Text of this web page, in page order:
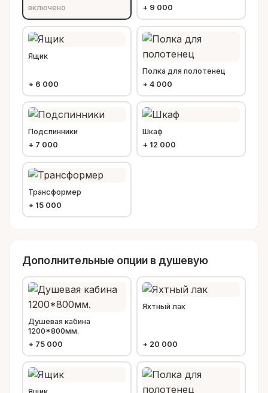
включено
+ 9 000
Ящик
+ 6 000
Полка для полотенец
+ 4 000
Подспинники
+ 7 000
Шкаф
+ 12 000
Трансформер
+ 15 000
Дополнительные опции в душевую
Душевая кабина
1200*800мм.
+ 75 000
Яхтный лак
+ 20 000